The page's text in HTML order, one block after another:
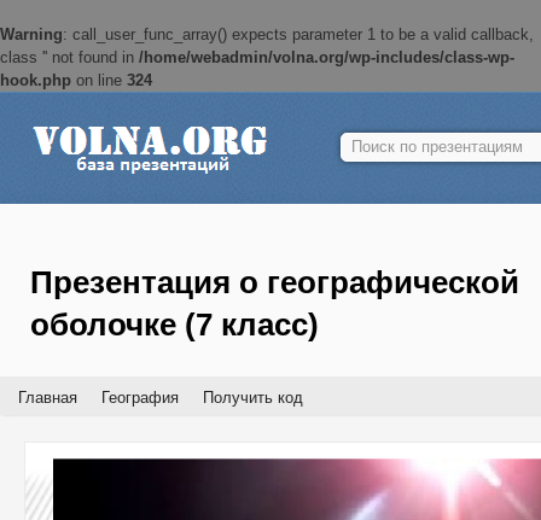
Warning: call_user_func_array() expects parameter 1 to be a valid callback,
class '' not found in /home/webadmin/volna.org/wp-includes/class-wp-
hook.php on line 324
Найти:
Презентация о географической
оболочке (7 класс)
Главная География Получить код